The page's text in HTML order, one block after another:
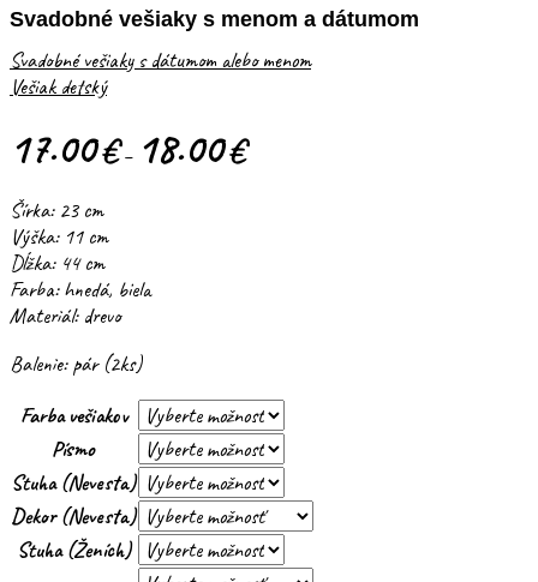
Svadobné vešiaky s menom a dátumom
Svadobné vešiaky s dátumom alebo menom
Vešiak detský
17.00€– 18.00€
Šírka: 23 cm
Výška: 11 cm
Dĺžka: 44 cm
Farba: hnedá, biela
Materiál: drevo
Balenie: pár (2ks)
Farba vešiakov
Písmo
Stuha (Nevesta)
Dekor (Nevesta)
Stuha (Ženích)